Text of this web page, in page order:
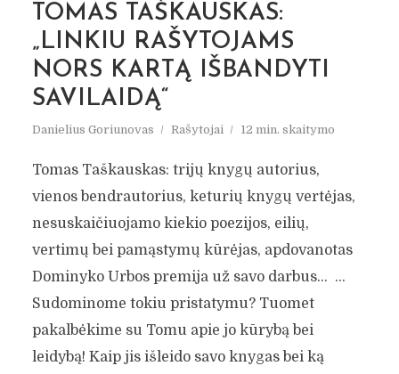
TOMAS TAŠKAUSKAS:
„LINKIU RAŠYTOJAMS
NORS KARTĄ IŠBANDYTI
SAVILAIDĄ“
Danielius Goriunovas Rašytojai 12 min. skaitymo
Tomas Taškauskas: trijų knygų autorius,
vienos bendrautorius, keturių knygų vertėjas,
nesuskaičiuojamo kiekio poezijos, eilių,
vertimų bei pamąstymų kūrėjas, apdovanotas
Dominyko Urbos premija už savo darbus… …
Sudominome tokiu pristatymu? Tuomet
pakalbėkime su Tomu apie jo kūrybą bei
leidybą! Kaip jis išleido savo knygas bei ką